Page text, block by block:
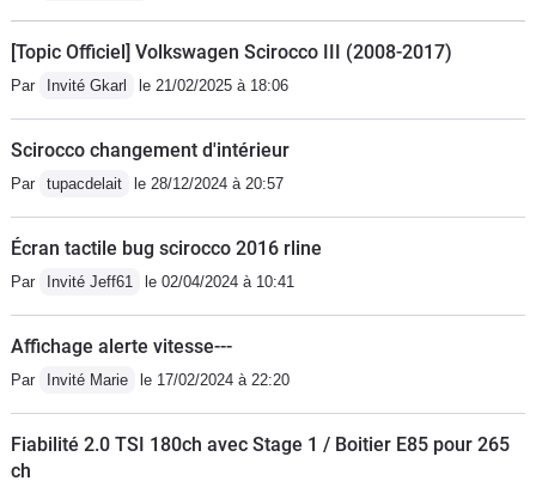
presque 1000€ pour rien! Amateur
d'ethanol e85 comme moi je ne
recommande pas du tout pour ce
véhicule. Malgré une reprog chez un
pro j'ai l'impression que ça fait tout
dysfonctionner à l'interieur... Pourtant
je respecte bien les 3 pleins e85 et le
4eme en sp95 et j'ai également
installé des bougies speciales éthanol
! En gros même Volkswagen n'est pas
capable de me solutionner ce
m'empêche de passer le ct ou de la
[Topic Officiel] Volkswagen Scirocco III (2008-2017)
Par Invité Gkarl le 21/02/2025 à 18:06
Scirocco changement d'intérieur
Par tupacdelait le 28/12/2024 à 20:57
Écran tactile bug scirocco 2016 rline
Par Invité Jeff61 le 02/04/2024 à 10:41
Affichage alerte vitesse---
Par Invité Marie le 17/02/2024 à 22:20
Fiabilité 2.0 TSI 180ch avec Stage 1 / Boitier E85 pour 265
ch